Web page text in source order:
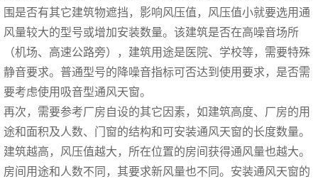
围是否有其它建筑物遮挡，影响风压值，风压值小就要选用通
风量较大的型号或增加安装数量。该建筑是否在高噪音场所
（机场、高速公路旁），建筑用途是医院、学校等，需要特殊
静音要求。普通型号的降噪音指标可否达到使用要求，是否需
要考虑使用吸音型通风天窗。
再次，需要参考厂房自设的其它因素，如建筑高度、厂房的用
途和面积及人数、门窗的结构和可安装通风天窗的长度数量。
建筑越高，风压值越大，所在位置的房间获得通风量也越大。
房间用途和人数不同，其要求新风量也不同。安装通风天窗的